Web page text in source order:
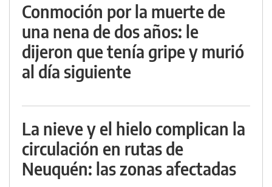
Conmoción por la muerte de
una nena de dos años: le
dijeron que tenía gripe y murió
al día siguiente
La nieve y el hielo complican la
circulación en rutas de
Neuquén: las zonas afectadas